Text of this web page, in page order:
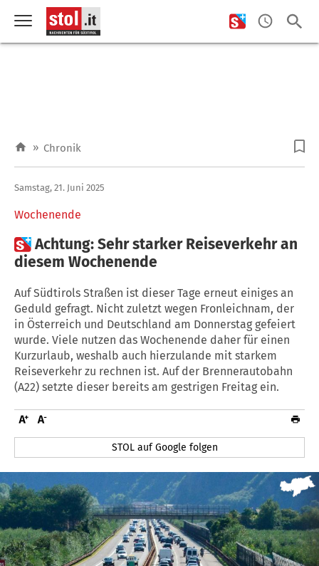
» Chronik
Wochenende
Samstag, 21. Juni 2025
Achtung: Sehr starker Reiseverkehr an
diesem Wochenende
Auf Südtirols Straßen ist dieser Tage erneut einiges an
Geduld gefragt. Nicht zuletzt wegen Fronleichnam, der
in Österreich und Deutschland am Donnerstag gefeiert
wurde. Viele nutzen das Wochenende daher für einen
Kurzurlaub, weshalb auch hierzulande mit starkem
Reiseverkehr zu rechnen ist. Auf der Brennerautobahn
(A22) setzte dieser bereits am gestrigen Freitag ein.
STOL auf Google folgen